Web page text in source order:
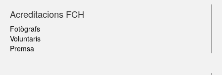
Acreditacions FCH
Fotògrafs
Voluntaris
Premsa